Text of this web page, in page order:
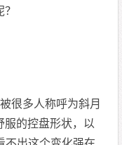
很多人称呼为斜月
服的控盘形状，以